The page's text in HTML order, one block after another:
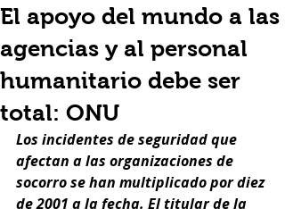
El apoyo del mundo a las
agencias y al personal
humanitario debe ser
total: ONU
Los incidentes de seguridad que
afectan a las organizaciones de
socorro se han multiplicado por diez
de 2001 a la fecha. El titular de la